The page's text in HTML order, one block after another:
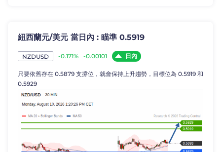
紐西蘭元/美元 當日內 : 瞄準 0.5919
NZDUSD -0.171% -0.00101 日內
只要依舊存在 0.5879 支撐位，就會保持上升趨勢，目標位為 0.5919 和
0.5929